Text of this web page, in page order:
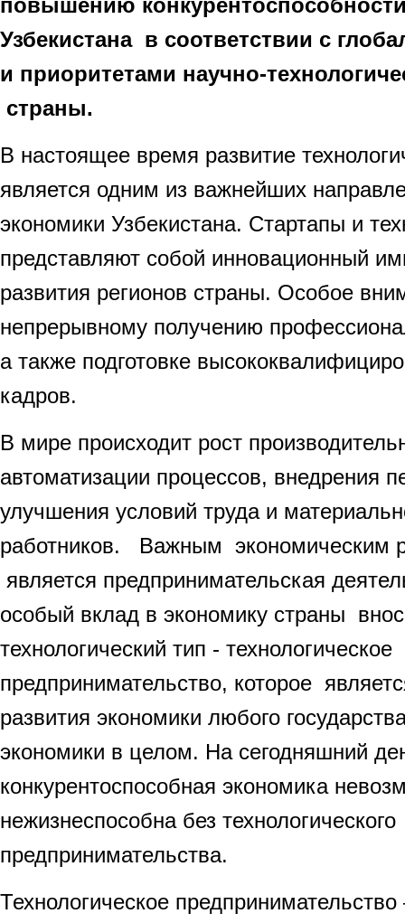
повышению
Узбекистана в соответствии с
и приоритетами научно-
страны.
В настоящее время развитие
является одним из важнейших
экономики Узбекистана. Стартапы и
представляют собой инновационный
развития регионов страны. Особое
непрерывному получению
а также подготовке
кадров.
В мире происходит рост
автоматизации процессов, внедрения
улучшения условий труда и
работников. Важным экономическим
является предпринимательская
особый вклад в экономику страны
технологический тип - технологическое
предпринимательство, которое
развития экономики любого
экономики в целом. На сегодняшний
конкурентоспособная экономика
нежизнеспособна без технологического
предпринимательства.
Технологическое